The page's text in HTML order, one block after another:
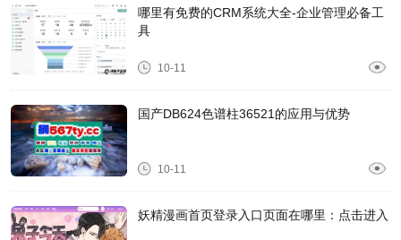
哪里有免费的CRM系统大全-企业管理必备工
具
10-11
国产DB624色谱柱36521的应用与优势
10-11
妖精漫画首页登录入口页面在哪里：点击进入